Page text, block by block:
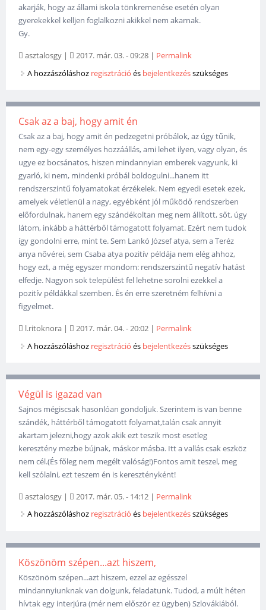
akarják, hogy az állami iskola tönkremenése esetén olyan
gyerekekkel kelljen foglalkozni akikkel nem akarnak.
Gy.
asztalosgy | 2017. már. 03. - 09:28 | Permalink
A hozzászóláshoz regisztráció és bejelentkezésszükséges
Csak az a baj, hogy amit én
Csak az a baj, hogy amit én pedzegetni próbálok, az úgy tűnik,
nem egy-egy személyes hozzáállás, ami lehet ilyen, vagy olyan, és
ugye ez bocsánatos, hiszen mindannyian emberek vagyunk, ki
gyarló, ki nem, mindenki próbál boldogulni...hanem itt
rendszerszintű folyamatokat érzékelek. Nem egyedi esetek ezek,
amelyek véletlenül a nagy, egyébként jól működő rendszerben
előfordulnak, hanem egy szándékoltan meg nem állított, sőt, úgy
látom, inkább a háttérből támogatott folyamat. Ezért nem tudok
így gondolni erre, mint te. Sem Lankó József atya, sem a Teréz
anya nővérei, sem Csaba atya pozitív példája nem elég ahhoz,
hogy ezt, a még egyszer mondom: rendszerszintű negatív hatást
elfedje. Nagyon sok települést fel lehetne sorolni ezekkel a
pozitív példákkal szemben. És én erre szeretném felhívni a
figyelmet.
l.ritoknora | 2017. már. 04. - 20:02 | Permalink
A hozzászóláshoz regisztráció és bejelentkezésszükséges
Végül is igazad van
Sajnos mégiscsak hasonlóan gondoljuk. Szerintem is van benne
szándék, háttérből támogatott folyamat,talán csak annyit
akartam jelezni,hogy azok akik ezt teszik most esetleg
keresztény mezbe bújnak, máskor másba. Itt a vallás csak eszköz
nem cél.(És főleg nem megélt valóság!)Fontos amit teszel, meg
kell szólalni, ezt teszem én is keresztényként!
asztalosgy | 2017. már. 05. - 14:12 | Permalink
A hozzászóláshoz regisztráció és bejelentkezésszükséges
Köszönöm szépen...azt hiszem,
Köszönöm szépen...azt hiszem, ezzel az egésszel
mindannyiunknak van dolgunk, feladatunk. Tudod, a múlt héten
hívtak egy interjúra (mér nem először ez ügyben) Szlovákiából.